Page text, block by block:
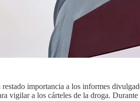
restado importancia a los informes
vigilar a los cárteles de la droga.